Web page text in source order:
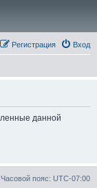
Вход
Регистрация
данной
Часовой пояс: UTC-07:00